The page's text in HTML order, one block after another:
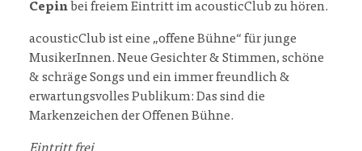
Čepin bei freiem Eintritt im acousticClub zu hören.
acousticClub ist eine „offene Bühne“ für junge
MusikerInnen. Neue Gesichter & Stimmen, schöne
& schräge Songs und ein immer freundlich &
erwartungsvolles Publikum: Das sind die
Markenzeichen der Offenen Bühne.